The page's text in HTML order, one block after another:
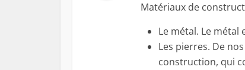
Matériaux de
Le métal. Le
Les pierres. De
construction, qui